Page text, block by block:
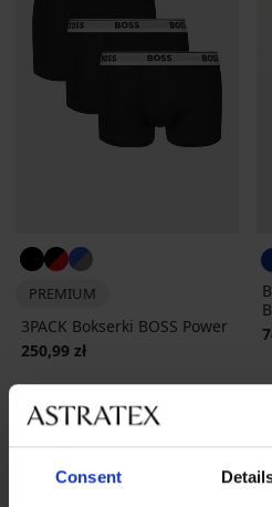
Consent
PREMIUM
3PACK Bokserki BOSS Power
250,99 zł